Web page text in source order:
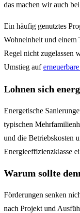
das machen wir auch
Ein häufig genutztes
Wohneinheit und einem
Regel nicht zugelassen
Umstieg auf
Lohnen sich
Energetische
typischen
und die Betriebskosten
Energieeffizienzklasse
Warum sollte
Förderungen senken
nach Projekt und